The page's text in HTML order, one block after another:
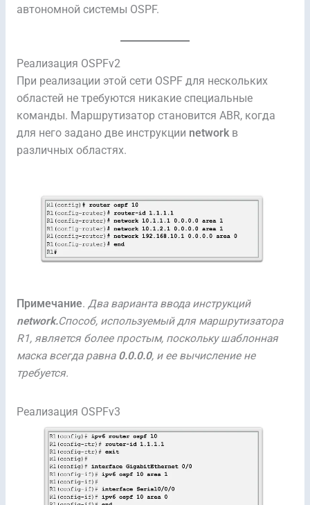
автономной системы OSPF.
Реализация OSPFv2
При реализации этой сети OSPF для нескольких
областей не требуются никакие специальные
команды. Маршрутизатор становится ABR, когда
для него задано две инструкции network в
различных областях.
Примечание. Два варианта ввода инструкций
network.Способ, используемый для маршрутизатора
R1, является более простым, поскольку шаблонная
маска всегда равна0.0.0.0, и ее вычисление не
требуется.
Реализация OSPFv3